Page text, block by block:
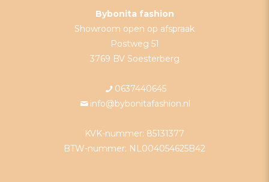
Bybonita fashion
Showroom open op afspraak
Postweg 51
3769 BV Soesterberg
0637440645
info@bybonitafashion.nl
KVK-nummer: 85131377
BTW-nummer: NL004054625B42